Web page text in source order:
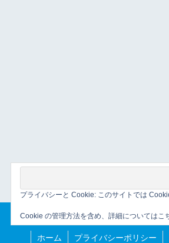
ホーム プライバシーポリシー
プライバシーと Cookie: このサイトでは
Cookie の管理方法を含め、詳細についてはこ